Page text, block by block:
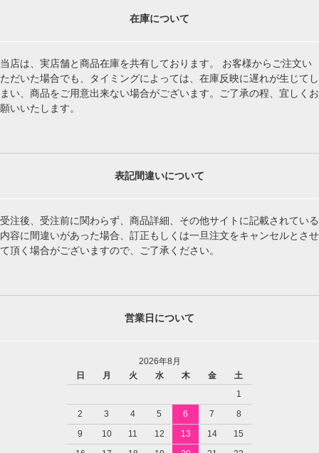
在庫について
当店は、実店舗と商品在庫を共有しております。 お客様からご注文い
ただいた場合でも、タイミングによっては、在庫反映に遅れが生じてし
まい、商品をご用意出来ない場合がございます。ご了承の程、宜しくお
願いいたします。
表記間違いについて
受注後、受注前に関わらず、商品詳細、その他サイトに記載されている
内容に間違いがあった場合、訂正もしくは一旦注文をキャンセルとさせ
て頂く場合がございますので、ご了承ください。
営業日について
2026年8月
日
月 火 水 木 金
土
1
2
3 4 5 6 7
8
9
10 11 12 13 14
15